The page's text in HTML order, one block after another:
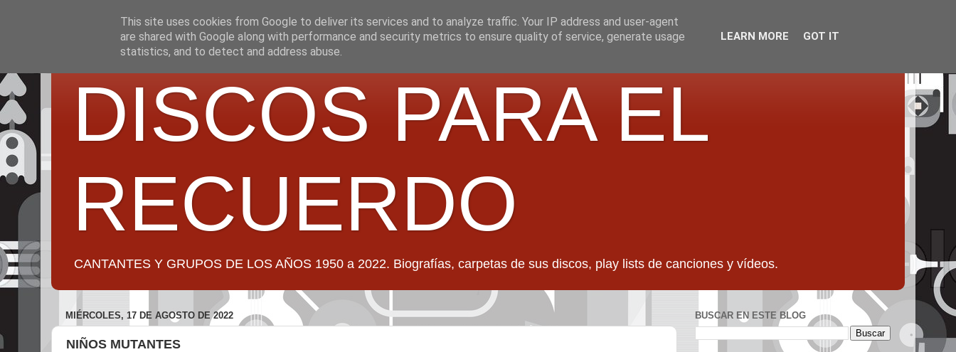
DISCOS PARA EL
RECUERDO
CANTANTES Y GRUPOS DE LOS AÑOS 1950 a 2022. Biografías, carpetas de sus discos, play lists de canciones y vídeos.
MIÉRCOLES, 17 DE AGOSTO DE 2022
NIÑOS MUTANTES
BUSCAR EN ESTE BLOG
This site uses cookies from Google to deliver its services and to analyze traffic. Your IP address and user-agent
are shared with Google along with performance and security metrics to ensure quality of service, generate usage
statistics, and to detect and address abuse.
LEARN MORE GOT IT